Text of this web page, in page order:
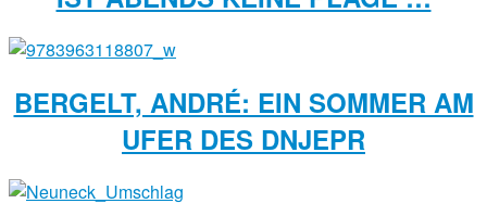
BERGELT, ANDRÉ: EIN SOMMER AM
UFER DES DNJEPR